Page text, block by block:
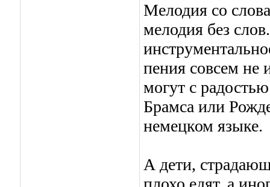
Мелодия со
мелодия без
пения совсем не
могут с
Брамса или
немецком языке.
А дети,